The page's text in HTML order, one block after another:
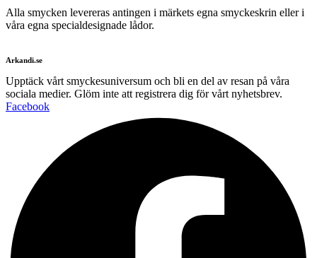
Alla smycken levereras antingen i märkets egna smyckeskrin eller i
våra egna specialdesignade lådor.
Arkandi.se
Upptäck vårt smyckesuniversum och bli en del av resan på våra
sociala medier. Glöm inte att registrera dig för vårt nyhetsbrev.
Facebook